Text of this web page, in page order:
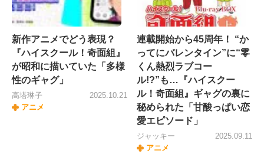
新作アニメでどう表現？
『ハイスクール！奇面組』
が昭和に描いていた「多様
性のギャグ」
高塔琳子
アニメ
2025.10.21
連載開始から45周年！ “か
ってにバレンタイン”に“零
くん熱烈ラブコー
ル!?”も…『ハイスクー
ル！奇面組』ギャグの裏に
秘められた「甘酸っぱい恋
愛エピソード」
ジャッキー
アニメ
2025.09.11